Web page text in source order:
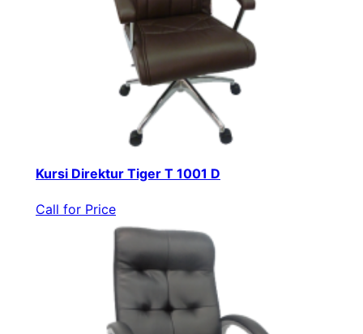
Kursi Direktur Tiger T 1001 D
Call for Price